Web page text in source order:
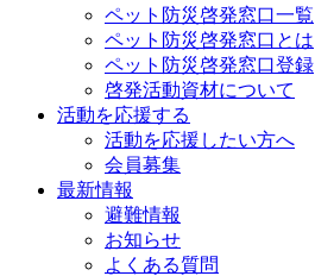
ペット防災啓発窓口一覧
ペット防災啓発窓口とは
ペット防災啓発窓口登録
啓発活動資材について
活動を応援する
活動を応援したい方へ
会員募集
最新情報
避難情報
お知らせ
よくある質問